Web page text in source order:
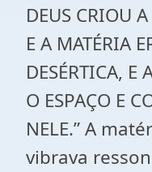
DEUS CRIOU
E A MATÉRIA
DESÉRTICA, E
O ESPAÇO E
NELE.” A
vibrava